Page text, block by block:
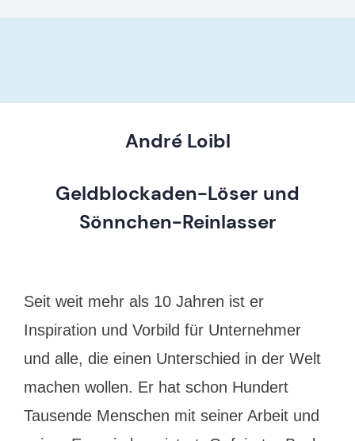
André Loibl
Geldblockaden-Löser und
Sönnchen-Reinlasser
Seit weit mehr als 10 Jahren ist er
Inspiration und Vorbild für Unternehmer
und alle, die einen Unterschied in der Welt
machen wollen. Er hat schon Hundert
Tausende Menschen mit seiner Arbeit und